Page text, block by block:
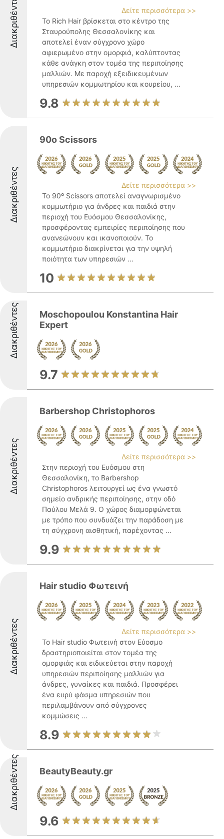
Διακριθέντες
Δείτε περισσότερα >>
Το Rich Hair βρίσκεται στο κέντρο της
Σταυρούπολης Θεσσαλονίκης και
αποτελεί έναν σύγχρονο χώρο
αφιερωμένο στην ομορφιά, καλύπτοντας
κάθε ανάγκη στον τομέα της περιποίησης
μαλλιών. Με παροχή εξειδικευμένων
υπηρεσιών κομμωτηρίου και κουρείου, ...
9.8
Διακριθέντες
90o Scissors
Δείτε περισσότερα >>
Το 90º Scissors αποτελεί αναγνωρισμένο
κομμωτήριο για άνδρες και παιδιά στην
περιοχή του Ευόσμου Θεσσαλονίκης,
προσφέροντας εμπειρίες περιποίησης που
ανανεώνουν και ικανοποιούν. Το
κομμωτήριο διακρίνεται για την υψηλή
ποιότητα των υπηρεσιών ...
10
Διακριθέντες
Moschopoulou Konstantina Hair
Expert
9.7
Διακριθέντες
Barbershop Christophoros
Δείτε περισσότερα >>
Στην περιοχή του Ευόσμου στη
Θεσσαλονίκη, το Barbershop
Christophoros λειτουργεί ως ένα γνωστό
σημείο ανδρικής περιποίησης, στην οδό
Παύλου Μελά 9. Ο χώρος διαμορφώνεται
με τρόπο που συνδυάζει την παράδοση με
τη σύγχρονη αισθητική, παρέχοντας ...
9.9
Διακριθέντες
Hair studio Φωτεινή
Δείτε περισσότερα >>
Το Hair studio Φωτεινή στον Εύοσμο
δραστηριοποιείται στον τομέα της
ομορφιάς και ειδικεύεται στην παροχή
υπηρεσιών περιποίησης μαλλιών για
άνδρες, γυναίκες και παιδιά. Προσφέρει
ένα ευρύ φάσμα υπηρεσιών που
περιλαμβάνουν από σύγχρονες
κομμώσεις ...
8.9
Διακριθέντες BeautyBeauty.gr
9.6